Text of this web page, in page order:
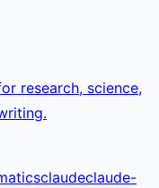
research, science,
claudeclaude-